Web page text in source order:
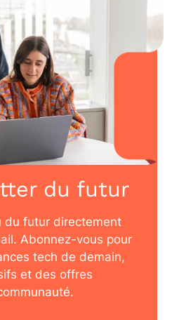
du futur
du futur directement
Abonnez-vous pour
tech de demain,
et des offres